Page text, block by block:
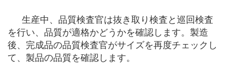
生産中、品質検査官は抜き取り検査と巡回検査
を行い、品質が適格かどうかを確認します。製造
後、完成品の品質検査官がサイズを再度チェックし
て、製品の品質を確認します。